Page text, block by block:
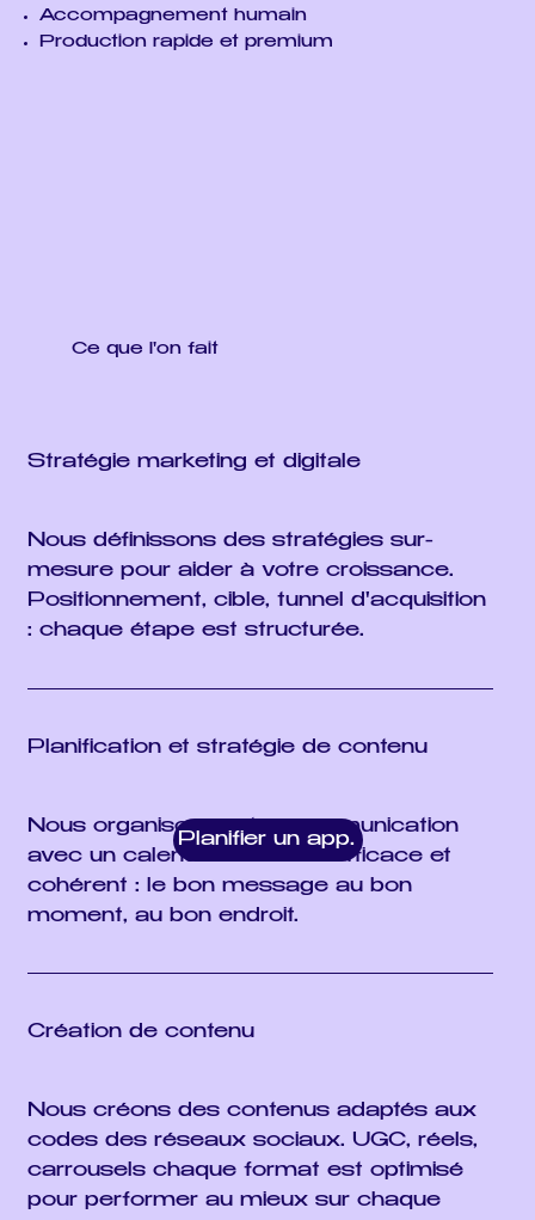
Ce que l'on fait
Stratégie marketing et digitale
Nous définissons des stratégies sur-
mesure pour aider à votre croissance.
Positionnement, cible, tunnel d'acquisition
: chaque étape est structurée.
Planification et stratégie de contenu
Nous organisons votre communication
avec un calendrier éditorial efficace et
cohérent : le bon message au bon
moment, au bon endroit.
Création de contenu
Nous créons des contenus adaptés aux
codes des réseaux sociaux. UGC, réels,
carrousels chaque format est optimisé
pour performer au mieux sur chaque
Planifier un appel
Accompagnement humain
Production rapide et premium